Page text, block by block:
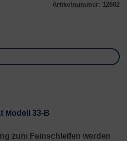
Artikelnummer: 12802
Modell 33-B
zum Feinschleifen werden